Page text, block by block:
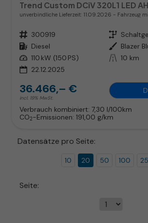
Trend Custom DCiV 320L1 LED
unverbindliche Lieferzeit: 11.09.2026 Fahrzeug
Fahrzeugnr. 300919 Getriebe
Kraftstoff Diesel Außenfarbe Blazer
Leistung 110 kW (150 PS) Kilometerstand 10 km
22.12.2025
36.466,– €
incl. 19% MwSt.
Verbrauch kombiniert: 7,30 l/100km
CO2-Emissionen: 191,00 g/km
Datensätze pro Seite:
10 20 50 100
Seite: